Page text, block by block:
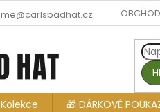
Kolekce 🎁 DÁRKOVÉ